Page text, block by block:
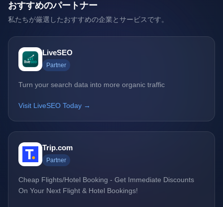
おすすめのパートナー
私たちが厳選したおすすめの企業とサービスです。
LiveSEO
Partner
Turn your search data into more organic traffic
Visit LiveSEO Today →
Trip.com
Partner
Cheap Flights/Hotel Booking - Get Immediate Discounts
On Your Next Flight & Hotel Bookings!